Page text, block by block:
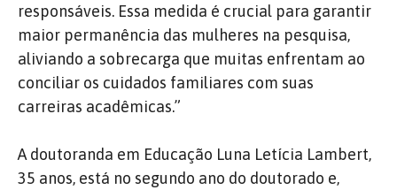
responsáveis. Essa medida é crucial para garantir
maior permanência das mulheres na pesquisa,
aliviando a sobrecarga que muitas enfrentam ao
conciliar os cuidados familiares com suas
carreiras acadêmicas.”
A doutoranda em Educação Luna Letícia Lambert,
35 anos, está no segundo ano do doutorado e,